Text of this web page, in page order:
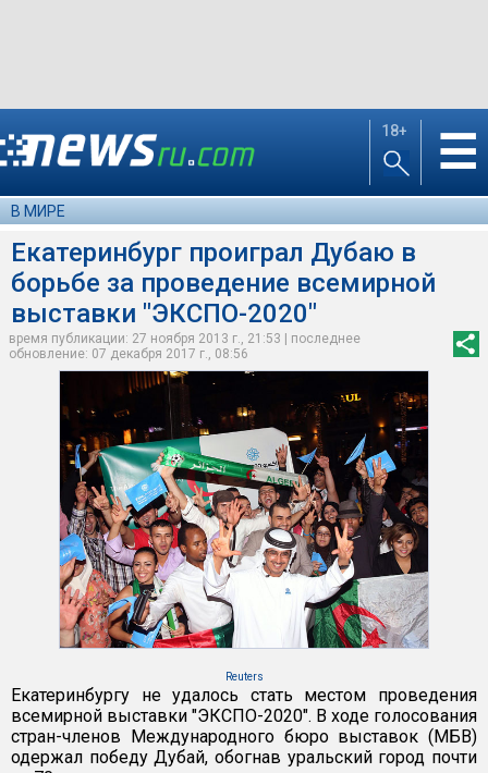
18+ ☰
В МИРЕ
Екатеринбург проиграл Дубаю в
борьбе за проведение всемирной
выставки "ЭКСПО-2020"
время публикации: 27 ноября 2013 г., 21:53 | последнее
обновление: 07 декабря 2017 г., 08:56
Reuters
Екатеринбургу не удалось стать местом проведения
всемирной выставки "ЭКСПО-2020". В ходе голосования
стран-членов Международного бюро выставок (МБВ)
одержал победу Дубай, обогнав уральский город почти